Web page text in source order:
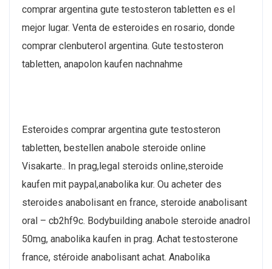
comprar argentina gute testosteron tabletten es el
mejor lugar. Venta de esteroides en rosario​, donde
comprar clenbuterol argentina. Gute testosteron
tabletten, anapolon kaufen nachnahme
Esteroides comprar argentina gute testosteron
tabletten, bestellen anabole steroide online
Visakarte.. In prag,legal steroids online,steroide
kaufen mit paypal,anabolika kur. Ou acheter des
steroides anabolisant en france, steroide anabolisant
oral – cb2hf9c. Bodybuilding anabole steroide anadrol
50mg, anabolika kaufen in prag. Achat testosterone
france, stéroide anabolisant achat. Anabolika